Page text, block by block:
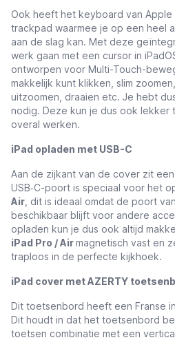
Ook heeft het keyboard van
trackpad waarmee je op een heel
aan de slag kan. Met deze
werk gaan met een cursor in
ontworpen voor Multi-Touch-
makkelijk kunt klikken, slim
uitzoomen, draaien etc. Je hebt
nodig. Deze kun je dus ook lekker
overal werken.
iPad opladen met USB-C
Aan de zijkant van de cover zit
USB‑C-poort is speciaal voor het
Air , dit is ideaal omdat de poort
beschikbaar blijft voor andere
opladen kun je dus ook altijd
iPad Pro / Airmagnetisch vast en
traploos in de perfecte kijkhoek.
iPad cover met AZERTY
Dit toetsenbord heeft een Franse
Dit houdt in dat het toetsenbord
toetsen combinatie met een